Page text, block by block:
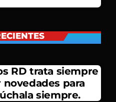
RD trata siempre
para
siempre.